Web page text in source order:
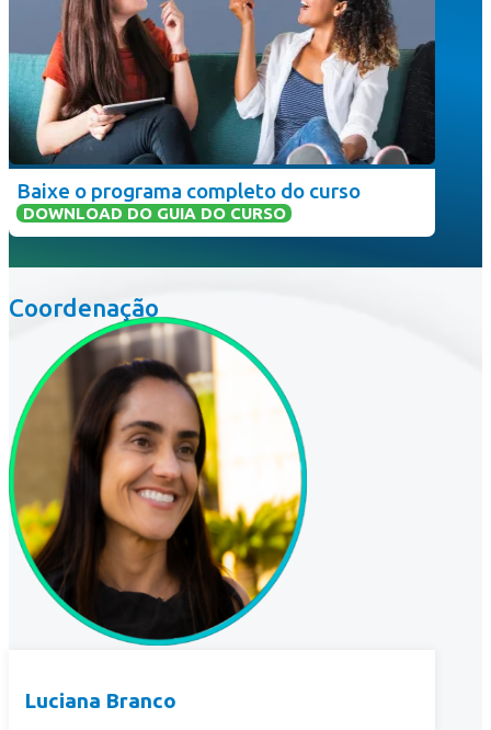
Baixe o programa completo do curso
DOWNLOAD DO GUIA DO CURSO
Coordenação
Luciana Branco